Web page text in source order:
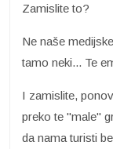
Zamislite to?
Ne naše
tamo neki... Te
I zamislite,
preko te "male"
da nama turisti